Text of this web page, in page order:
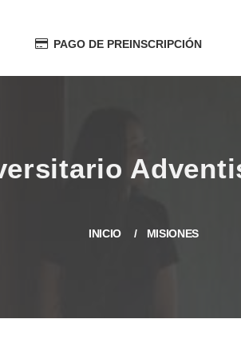
PAGO DE PREINSCRIPCIÓN
INICIO MISIONES